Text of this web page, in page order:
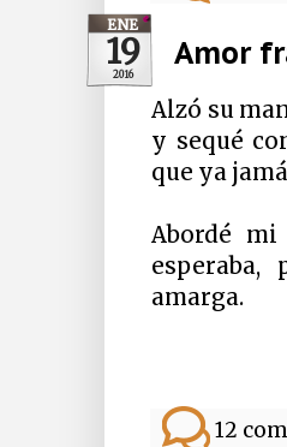
ENE
19
2016
Amor
Alzó su
y sequé
que ya
Abordé
amarga.
12